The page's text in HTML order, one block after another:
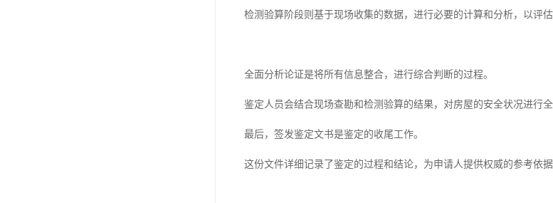
检测验算阶段则基于现场收集的数据，进行必要的计算和分析，以评估
全面分析论证是将所有信息整合，进行综合判断的过程。
鉴定人员会结合现场查勘和检测验算的结果，对房屋的安全状况进行全
最后，签发鉴定文书是鉴定的收尾工作。
这份文件详细记录了鉴定的过程和结论，为申请人提供权威的参考依据